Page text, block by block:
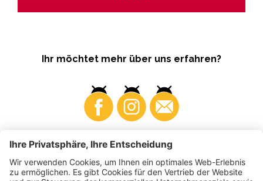
Ihr möchtet mehr über uns erfahren?
Business Produzenten